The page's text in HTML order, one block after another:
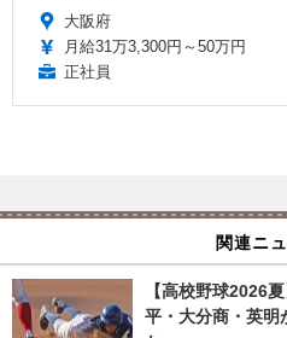
大阪府
月給31万3,300円～50万円
正社員
関連ニ
【高校野球2026
平・大分商・英明